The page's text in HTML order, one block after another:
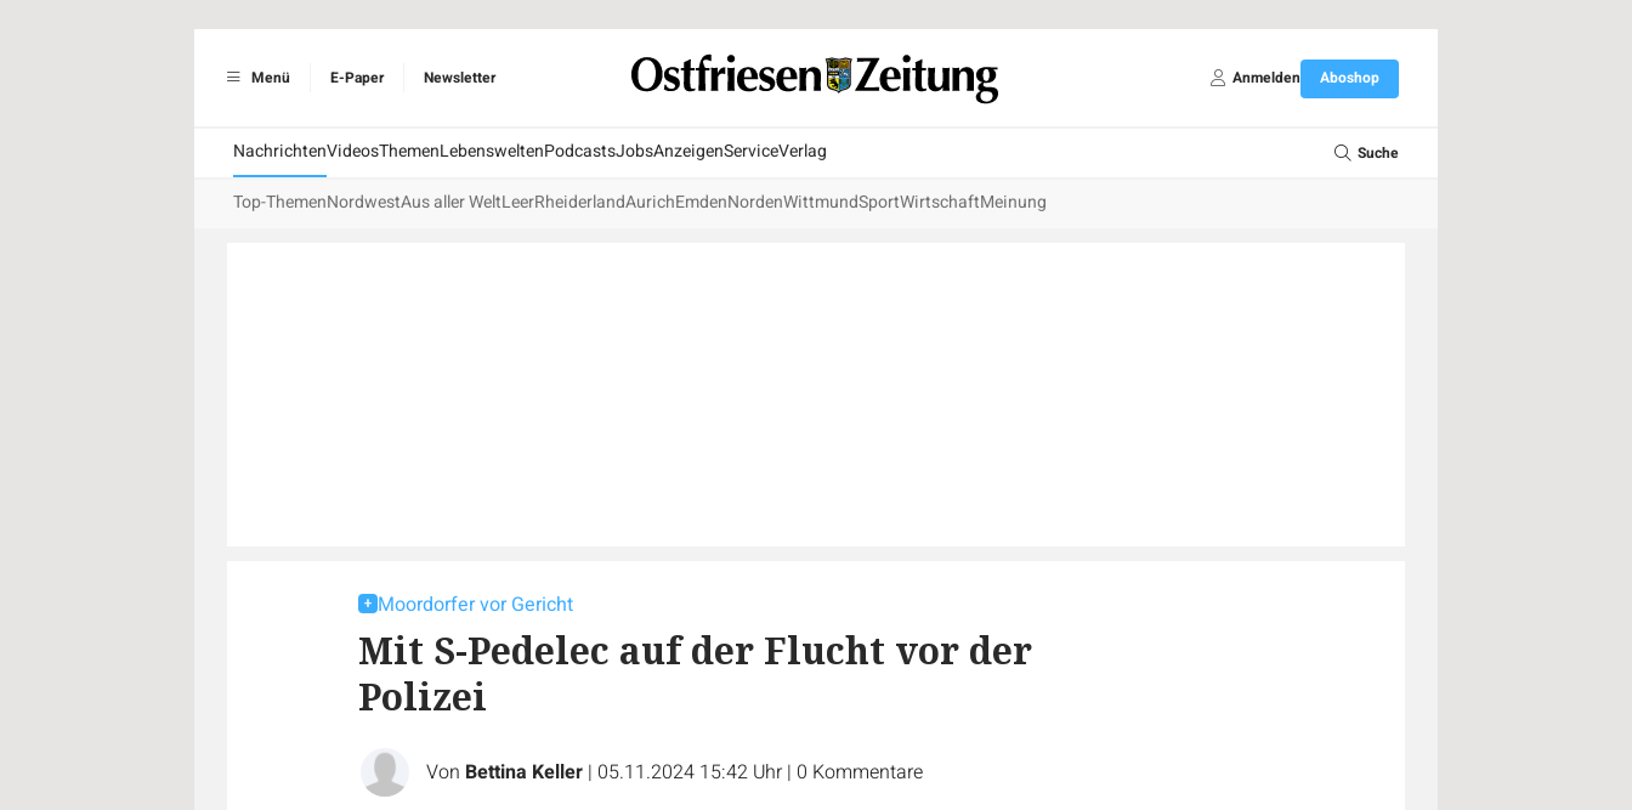
Menü E-Paper Newsletter Anmelden Aboshop
NachrichtenVideosThemenLebensweltenPodcastsJobsAnzeigenServiceVerlag Suche
Top-ThemenNordwestAus aller WeltLeerRheiderlandAurichEmdenNordenWittmundSportWirtschaftMeinung
Moordorfer vor Gericht
Mit S-Pedelec auf der Flucht vor der
Polizei
Von Bettina Keller | 05.11.2024 15:42 Uhr | 0 Kommentare